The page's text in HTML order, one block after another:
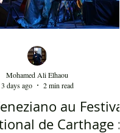
Mohamed Ali Elhaou
3 days ago
2 min read